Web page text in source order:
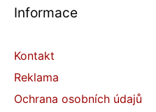
Informace
Kontakt
Reklama
Ochrana osobních údajů